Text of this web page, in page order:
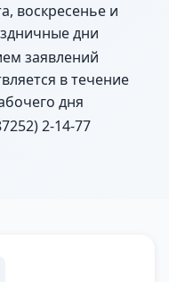
воскресенье и
дни
заявлений
в течение
дня
2-14-77